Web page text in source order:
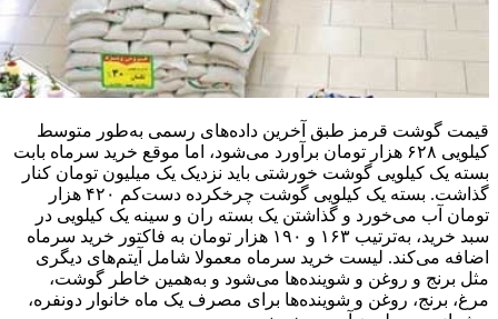
قیمت گوشت قرمز طبق آخرین داده‌های رسمی به‌طور متوسط
کیلویی ۶۲۸ هزار تومان برآورد می‌شود، اما موقع خرید سرماه بابت
بسته یک کیلویی گوشت خورشتی باید نزدیک یک میلیون تومان کنار
گذاشت. بسته یک کیلویی گوشت چرخکرده دست‌کم ۴۲۰ هزار
تومان آب می‌خورد و گذاشتن یک بسته ران و سینه یک کیلویی در
سبد خرید، به‌ترتیب ۱۶۳ و ۱۹۰ هزار تومان به فاکتور خرید سرماه
اضافه می‌کند. لیست خرید سرماه معمولا شامل آیتم‌های دیگری
مثل برنج و روغن و شوینده‌ها می‌شود و به‌همین خاطر گوشت،
مرغ، برنج، روغن و شوینده‌ها برای مصرف یک ماه خانوار دونفره،